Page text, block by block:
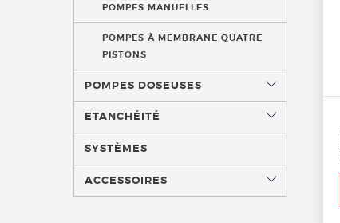
POMPES MANUELLES
POMPES À MEMBRANE QUATRE
PISTONS
POMPES DOSEUSES
ETANCHÉITÉ
SYSTÈMES
ACCESSOIRES